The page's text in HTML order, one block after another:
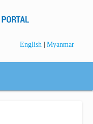
English | Myanmar